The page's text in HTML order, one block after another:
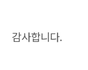
감사합니다.